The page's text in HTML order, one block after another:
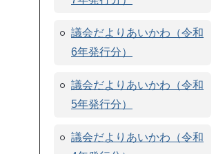
議会だよりあいかわ（令和
6年発行分）
議会だよりあいかわ（令和
5年発行分）
議会だよりあいかわ（令和